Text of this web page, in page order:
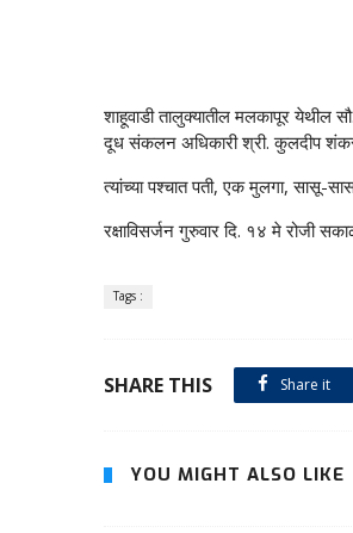
शाहूवाडी तालुक्यातील मलकापूर येथील
दूध संकलन अधिकारी श्री. कुलदीप
त्यांच्या पश्चात पती, एक मुलगा, सासू-
रक्षाविसर्जन गुरुवार दि. १४ मे रोजी
Tags :
SHARE THIS Share it
YOU MIGHT ALSO LIKE